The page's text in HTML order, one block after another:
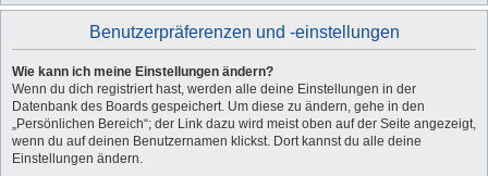
Benutzerpräferenzen und -einstellungen
Wie kann ich meine Einstellungen ändern?
Wenn du dich registriert hast, werden alle deine Einstellungen in der
Datenbank des Boards gespeichert. Um diese zu ändern, gehe in den
„Persönlichen Bereich“; der Link dazu wird meist oben auf der Seite angezeigt,
wenn du auf deinen Benutzernamen klickst. Dort kannst du alle deine
Einstellungen ändern.